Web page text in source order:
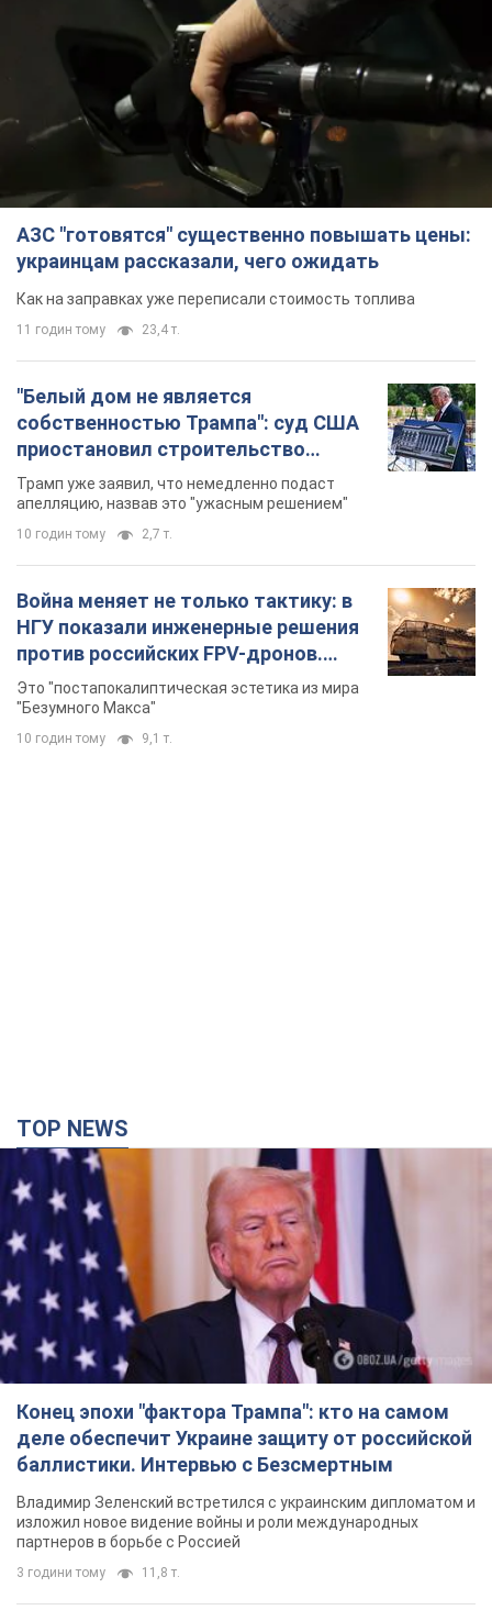
АЗС "готовятся" существенно повышать цены:
украинцам рассказали, чего ожидать
Как на заправках уже переписали стоимость топлива
11 годин тому 23,4 т.
"Белый дом не является
собственностью Трампа": суд США
приостановил строительство
бального зала стоимостью 400 млн
долларов
Трамп уже заявил, что немедленно подаст
апелляцию, назвав это "ужасным решением"
10 годин тому 2,7 т.
Война меняет не только тактику: в
НГУ показали инженерные решения
против российских FPV-дронов.
Фото
Это "постапокалиптическая эстетика из мира
"Безумного Макса"
10 годин тому 9,1 т.
TOP NEWS
Конец эпохи "фактора Трампа": кто на самом
деле обеспечит Украине защиту от российской
баллистики. Интервью с Безсмертным
Владимир Зеленский встретился с украинским дипломатом и
изложил новое видение войны и роли международных
партнеров в борьбе с Россией
3 години тому 11,8 т.